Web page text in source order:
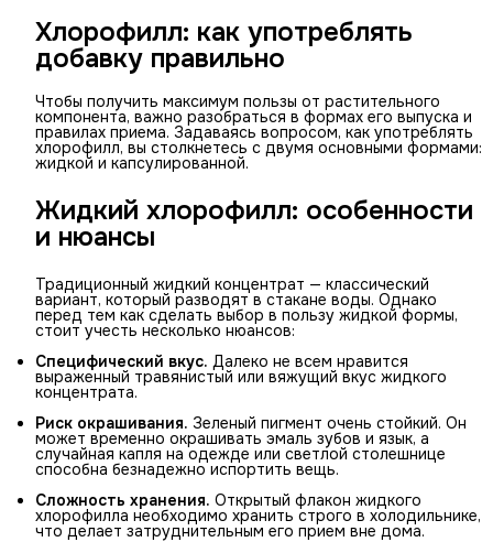
Хлорофилл: как употреблять
добавку правильно
Чтобы получить максимум пользы от растительного
компонента, важно разобраться в формах его выпуска и
правилах приема. Задаваясь вопросом, как употреблять
хлорофилл, вы столкнетесь с двумя основными формами:
жидкой и капсулированной.
Жидкий хлорофилл: особенности
и нюансы
Традиционный жидкий концентрат — классический
вариант, который разводят в стакане воды. Однако
перед тем как сделать выбор в пользу жидкой формы,
стоит учесть несколько нюансов:
Специфический вкус. Далеко не всем нравится
выраженный травянистый или вяжущий вкус жидкого
концентрата.
Риск окрашивания. Зеленый пигмент очень стойкий. Он
может временно окрашивать эмаль зубов и язык, а
случайная капля на одежде или светлой столешнице
способна безнадежно испортить вещь.
Сложность хранения. Открытый флакон жидкого
хлорофилла необходимо хранить строго в холодильнике,
что делает затруднительным его прием вне дома.